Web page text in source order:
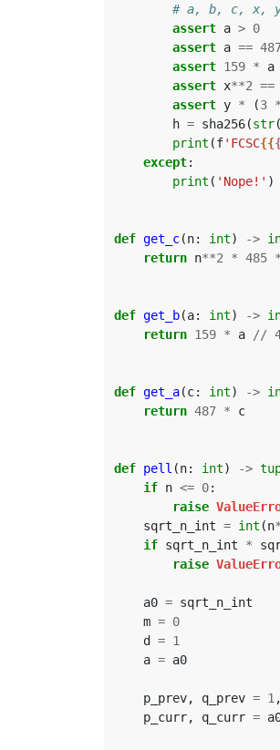
# a, b, c, x,
assert a > 0
assert a ==
assert 159 * a
assert x**2 ==
assert y * (3 *
h = sha256(str(
print (f'FCSC{{
except:
print ( 'Nope!' )
def get_c(n: int) ->
return n**2 * 485 *
def get_b(a: int) ->
return 159 * a //
def get_a(c: int) ->
return 487 * c
def pell (n: int) ->
if n <= 0:
raise
sqrt_n_int = int (n
if sqrt_n_int *
raise
a0 = sqrt_n_int
m = 0
d
= 1
a = a0
p_prev, q_prev = 1 ,
p_curr, q_curr =